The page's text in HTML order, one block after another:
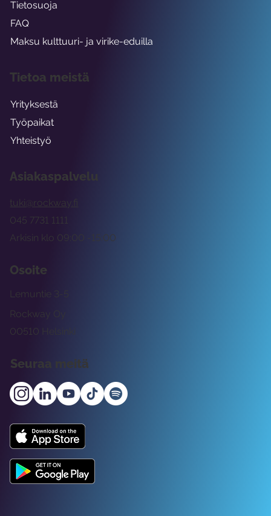
Asiakaspalvelu
tuki@rockway.fi
Arkisin klo 09:00 -15:00
045 7731 1111
Osoite
Rockway Oy
Lemuntie 3-5
00510 Helsinki
Seuraa meitä
Tietosuoja
FAQ
Maksu kulttuuri- ja virike-eduilla
Tietoa meistä
Yrityksestä
Työpaikat
Yhteistyö